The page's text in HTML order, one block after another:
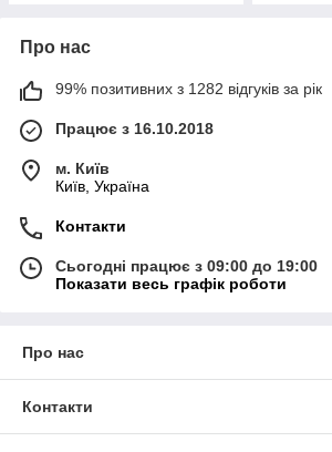
Про нас
99% позитивних з 1282 відгуків за рік
Працює з 16.10.2018
м. Київ
Київ, Україна
Контакти
Сьогодні працює з 09:00 до 19:00
Показати весь графік роботи
Про нас
Контакти